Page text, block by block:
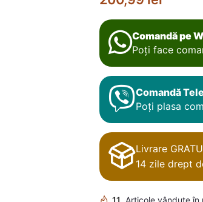
Comandă pe
Poți face
Comandă
Poți plasa
Livrare
14 zile drept